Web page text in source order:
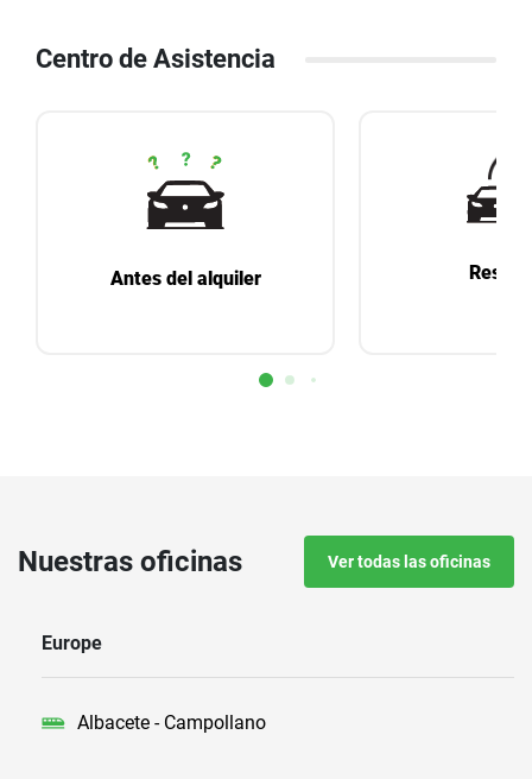
Centro de Asistencia
Antes del alquiler
Nuestras oficinas Ver todas las oficinas
Europe
Albacete - Campollano